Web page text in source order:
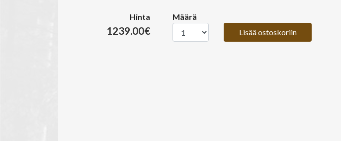
Hinta
1239.00€
Määrä
Lisää ostoskoriin